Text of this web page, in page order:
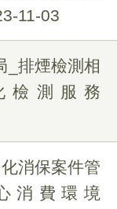
11-03
_排煙檢測相
檢測服務
消保案件管
消費環境